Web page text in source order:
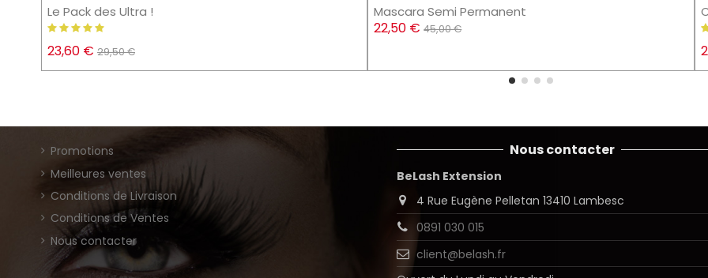
Le Pack des Ultra !
23,60 € 29,50 €
Mascara Semi Permanent
22,50 €45,00 €
Promotions
Meilleures ventes
Conditions de Livraison
Conditions de Ventes
Nous contacter
Nous contacter
BeLash Extension
4 Rue Eugène Pelletan 13410 Lambesc
0891 030 015
client@belash.fr